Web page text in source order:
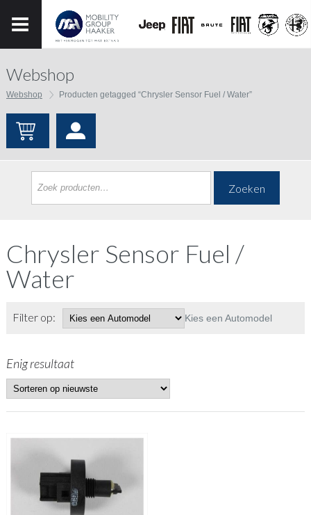
Webshop
Webshop Producten getagged “Chrysler Sensor Fuel / Water”
Zoeken
Chrysler Sensor Fuel /
Water
Filter op: Kies een Automodel
Enig resultaat